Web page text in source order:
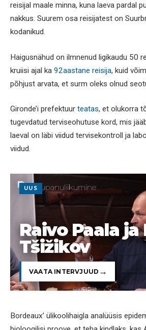
reisijal maale minna, kuna laeva pardal
nakkus. Suurem osa reisijatest on
kodanikud.
Haigusnähud on ilmnenud ligikaudu 50
kruiisi ajal ka 92aastane reisija, kuid
põhjust arvata, et surm oleks olnud
Gironde’i prefektuur teatas, et olukorra
tugevdatud terviseohutuse kord, mis
laeval on läbi viidud tervisekontroll ja
viidud.
UUS
Raivo Paala
Tšižikov
VAATA INTERVJUUD
Bordeaux’ ülikoolihaigla analüüsis